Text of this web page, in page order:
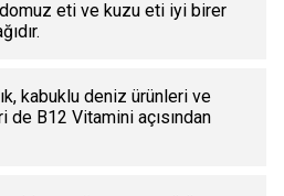
domuz eti ve kuzu eti iyi birer
kabuklu deniz ürünleri ve
de B12 Vitamini açısından